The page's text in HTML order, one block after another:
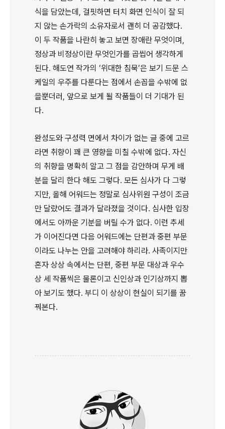
식을 담았는데, 걸핏하면 터치 화면 인식이 잘 되
지 않는 손가락의 소유자로서 괜히 더 공감했다.
이 두 작품을 나란히 놓고 보면 장애란 무엇이며,
정상과 비정상이란 무엇인가를 곱씹어 생각하게
된다. 해도연 작가의 ‘위대한 침묵’은 보기 드문 스
케일의 우주를 다룬다는 점에서 손꼽을 수밖에 없
을뿐더러, 앞으로 보게 될 작품들이 더 기대가 된
다.
완성도와 구성력 면에서 차이가 없는 글 중에 고르
라면 취향이 꽤 큰 영향을 미칠 수밖에 없다. 자신
의 취향을 명확히 알고 그 점을 감안하며 무게 배
분을 달리 한다 해도 그렇다. 모든 심사가 다 그렇
지만, 올해 어워드는 정말로 심사위원 구성이 조금
만 달랐어도 결과가 달라졌을 것이다. 심사한 입장
에서도 아까운 기분을 버릴 수가 없다. 이런 추세
가 이어진다면 다음 어워드에는 단편과 중편 부문
이라도 나누는 안을 고려해야 하리라. 사족이지만
혼자 상상 속에서는 단편, 중편 부문 대상과 우수
상 세 작품씩은 물론이고 신인상과 인기상까지 뽑
아 보기도 했다. 부디 이 상상이 현실이 되기를 꿈
꿔본다.